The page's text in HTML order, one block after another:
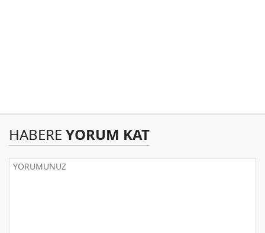
HABERE YORUM KAT